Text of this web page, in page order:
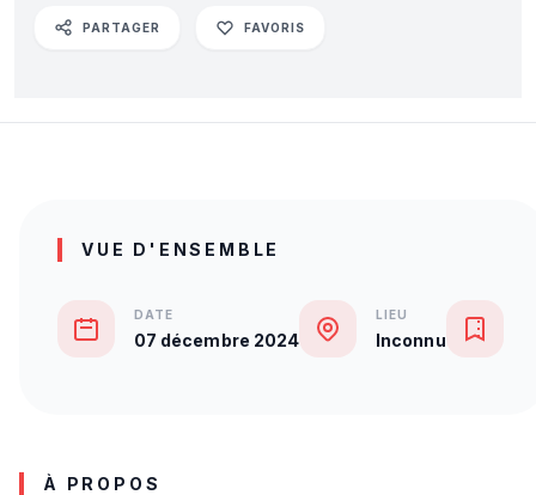
PARTAGER FAVORIS
VUE D'ENSEMBLE
DATE
07 décembre 2024
LIEU
Inconnu
À PROPOS